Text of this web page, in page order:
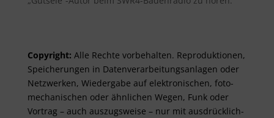
Copyright: Alle Rechte vor­be­halt­en. Re­pro­duktionen,
Spei­cher­ungen in Daten­ver­arbeitungs­anlag­en oder
Netz­werken, Wieder­gabe auf elektro­nisch­en, foto­
mech­anisch­en oder ähnlich­en Wegen, Funk oder
Vor­trag – auch aus­zugs­weise – nur mit aus­drück­lich­